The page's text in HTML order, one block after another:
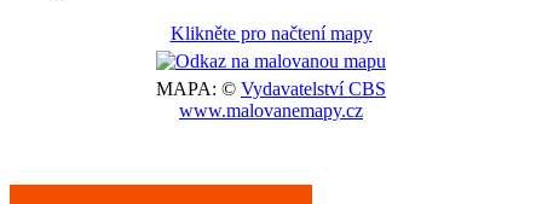
Klikněte pro načtení mapy
MAPA: © Vydavatelství CBS
www.malovanemapy.cz